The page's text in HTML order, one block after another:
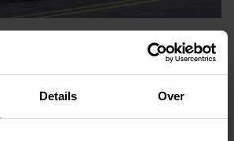
Details Over
EN VEILIGHEID
remschijf met ABS voor